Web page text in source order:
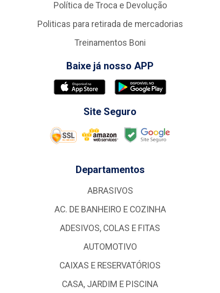
Política de Troca e Devolução
Politicas para retirada de mercadorias
Treinamentos Boni
Baixe já nosso APP
Site Seguro
Departamentos
ABRASIVOS
AC. DE BANHEIRO E COZINHA
ADESIVOS, COLAS E FITAS
AUTOMOTIVO
CAIXAS E RESERVATÓRIOS
CASA, JARDIM E PISCINA